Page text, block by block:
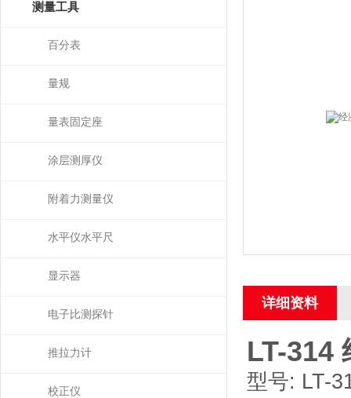
测量工具
百分表
量规
量表固定座
涂层测厚仪
附着力测量仪
水平仪水平尺
显示器
电子比测探针
推拉力计
校正仪
详细资料
LT-314
型号: LT-